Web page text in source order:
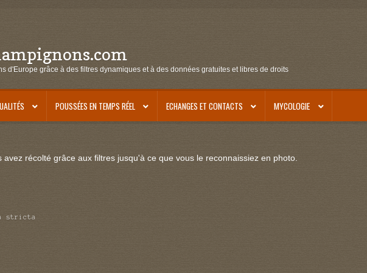
d'Europe grâce à des filtres dynamiques et à des données gratuites et libres de droits
POUSSÉES EN TEMPS RÉEL ECHANGES ET CONTACTS MYCOLOGIE
avez récolté grâce aux filtres jusqu'à ce que vous le reconnaissiez en photo.
stricta